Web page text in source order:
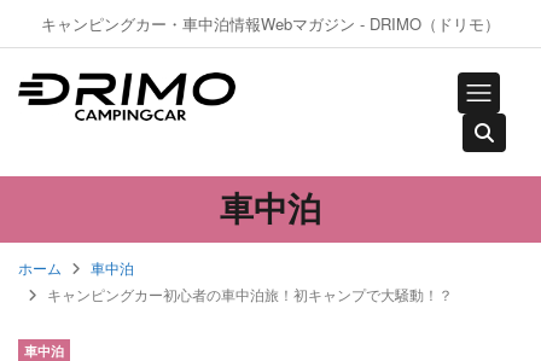
キャンピングカー・車中泊情報Webマガジン - DRIMO（ドリモ）
車中泊
ホーム
車中泊
キャンピングカー初心者の車中泊旅！初キャンプで大騒動！？
車中泊